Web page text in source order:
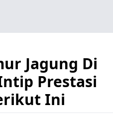
Jagung Di
Prestasi
Ini